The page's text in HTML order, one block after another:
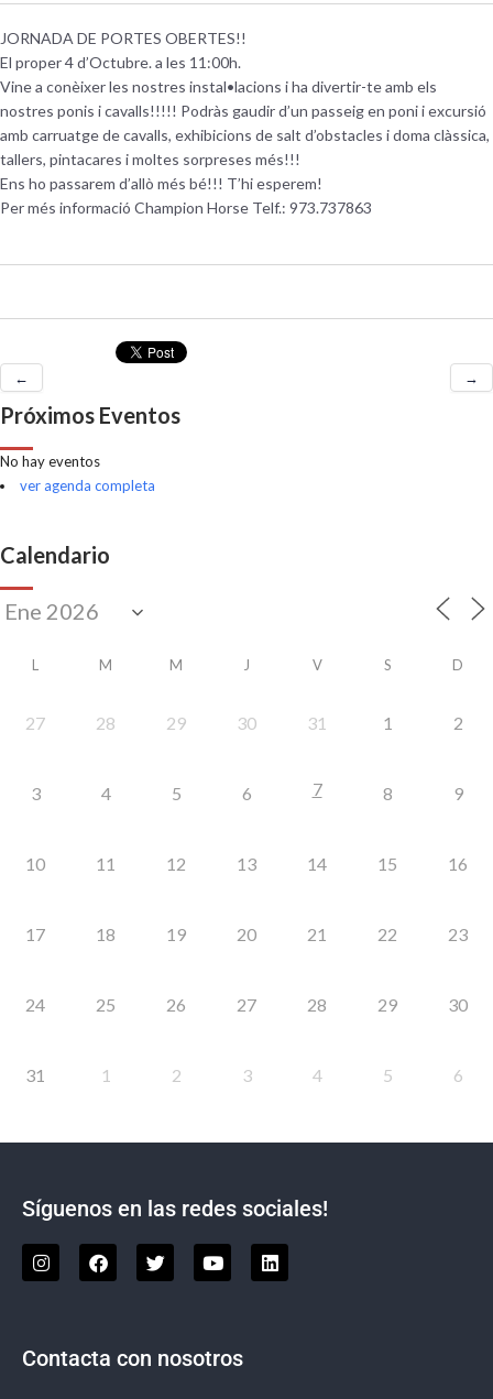
JORNADA DE PORTES OBERTES!!
El proper 4 d’Octubre. a les 11:00h.
Vine a conèixer les nostres instal•lacions i ha divertir-te amb els
nostres ponis i cavalls!!!!! Podràs gaudir d’un passeig en poni i excursió
amb carruatge de cavalls, exhibicions de salt d’obstacles i doma clàssica,
tallers, pintacares i moltes sorpreses més!!!
Ens ho passarem d’allò més bé!!! T’hi esperem!
Per més informació Champion Horse Telf.: 973.737863
← →
Próximos Eventos
No hay eventos
ver agenda completa
Calendario
L M M J V S D
27 28 29 30 31 1 2
3 4 5 6 7 8 9
10 11 12 13 14 15 16
17 18 19 20 21 22 23
24 25 26 27 28 29 30
31 1 2 3 4 5 6
Síguenos en las redes sociales!
Contacta con nosotros